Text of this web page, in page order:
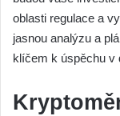
oblasti regulace a
jasnou analýzu a
klíčem k úspěchu v